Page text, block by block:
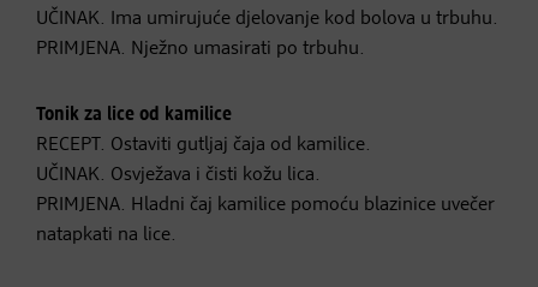
UČINAK. Ima umirujuće djelovanje kod bolova u trbuhu.
PRIMJENA. Nježno umasirati po trbuhu.
Tonik za lice od kamilice
RECEPT. Ostaviti gutljaj čaja od kamilice.
UČINAK. Osvježava i čisti kožu lica.
PRIMJENA. Hladni čaj kamilice pomoću blazinice uvečer
natapkati na lice.